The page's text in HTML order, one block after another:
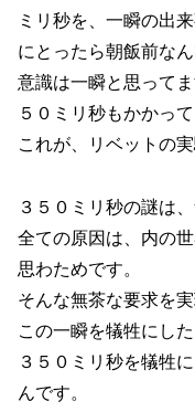
ミリ秒を、一瞬の出
にとったら朝飯前なん
意識は一瞬と思って
５０ミリ秒もかかって
これが、リベットの
３５０ミリ秒の謎は
全ての原因は、内の
思わためです。
そんな無茶な要求を
この一瞬を犠牲にした
３５０ミリ秒を犠牲
んです。